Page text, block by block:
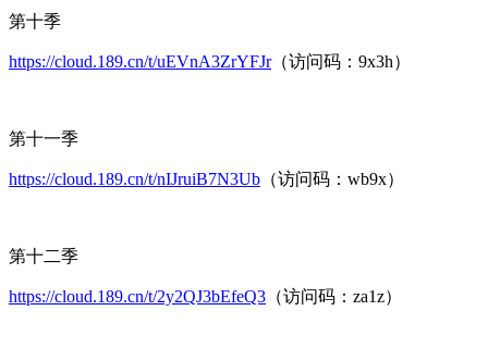
第十季
https://cloud.189.cn/t/uEVnA3ZrYFJr（访问码：9x3h）
第十一季
https://cloud.189.cn/t/nIJruiB7N3Ub （访问码：wb9x）
第十二季
https://cloud.189.cn/t/2y2QJ3bEfeQ3 （访问码：za1z）